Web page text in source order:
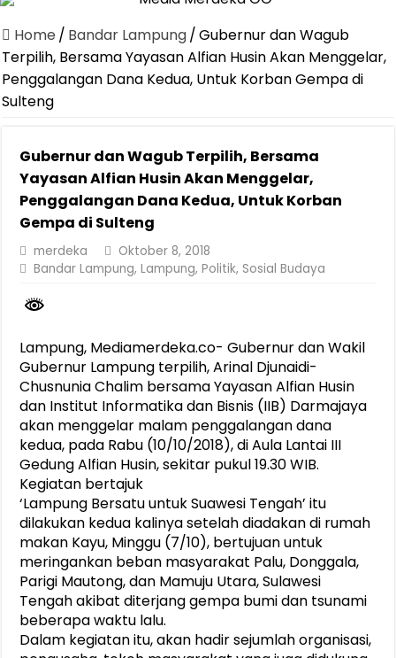
Canangkan Desa TAPIS dan Luncurkan Sekolah Lansia di
Pemprov Lampung Berhasil Kendalikan Inflasi, Jadi Provinsi
Pemprov Lampung Perkuat Pembangunan Rumah Layak Huni
Dirut Jasa Raharja Dampingi Wamenhub Tinjau Penanganan
Dirut Jasa Raharja Dampingi Wamenhub Tinjau Penanganan
Jasa Raharja Jamin Seluruh Korban Kebakaran KM Mutiara
Gubernur Mirza Ajak IAI Darul Fattah Cetak SDM Adaptif
Purnama Wulan Sari Mirza Buka SiSeSa Roadshow Lampung
Home / Bandar Lampung/Gubernur dan Wagub
Terpilih, Bersama Yayasan Alfian Husin Akan Menggelar,
Penggalangan Dana Kedua, Untuk Korban Gempa di
Sulteng
Gubernur dan Wagub Terpilih, Bersama
Yayasan Alfian Husin Akan Menggelar,
Penggalangan Dana Kedua, Untuk Korban
Gempa di Sulteng
merdeka
Oktober 8, 2018
Bandar Lampung,Lampung,Politik, Sosial Budaya
Lampung, Mediamerdeka.co- Gubernur dan Wakil
Gubernur Lampung terpilih, Arinal Djunaidi-
Chusnunia Chalim bersama Yayasan Alfian Husin
dan Institut Informatika dan Bisnis (IIB) Darmajaya
akan menggelar malam penggalangan dana
kedua, pada Rabu (10/10/2018), di Aula Lantai III
Gedung Alfian Husin, sekitar pukul 19.30 WIB.
Kegiatan bertajuk
‘Lampung Bersatu untuk Suawesi Tengah’ itu
dilakukan kedua kalinya setelah diadakan di rumah
makan Kayu, Minggu (7/10), bertujuan untuk
meringankan beban masyarakat Palu, Donggala,
Parigi Mautong, dan Mamuju Utara, Sulawesi
Tengah akibat diterjang gempa bumi dan tsunami
beberapa waktu lalu.
Dalam kegiatan itu, akan hadir sejumlah organisasi,